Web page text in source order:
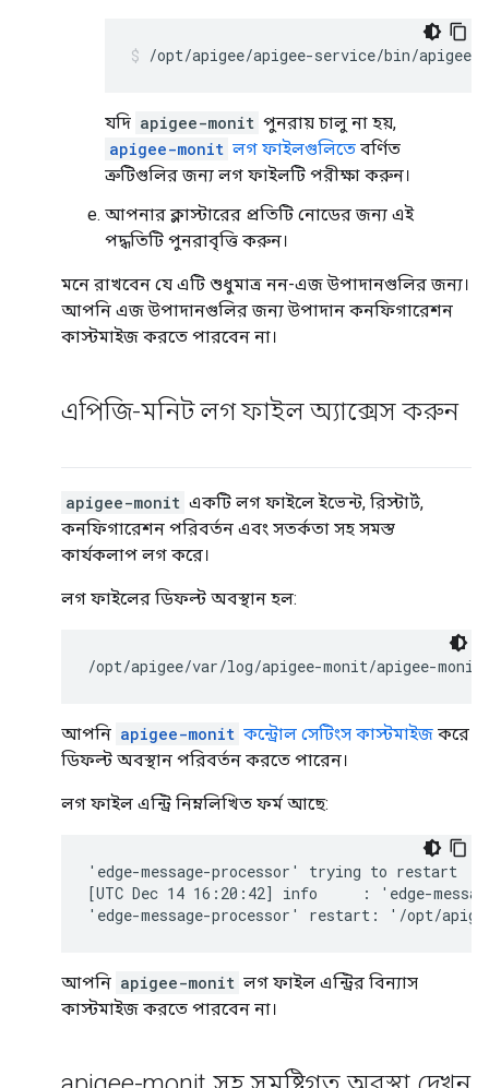
/opt/apigee/apigee-service/bin/apigee-
যদি apigee-monit পুনরায় চালু না হয়,
apigee-monit লগ ফাইলগুলিতে বর্ণিত
ত্রুটিগুলির জন্য লগ ফাইলটি পরীক্ষা করুন।
আপনার ক্লাস্টারের প্রতিটি নোডের জন্য এই
পদ্ধতিটি পুনরাবৃত্তি করুন।
মনে রাখবেন যে এটি শুধুমাত্র নন-এজ উপাদানগুলির জন্য।
আপনি এজ উপাদানগুলির জন্য উপাদান কনফিগারেশন
কাস্টমাইজ করতে পারবেন না।
এপিজি-মনিট লগ ফাইল অ্যাক্সেস করুন
apigee-monit একটি লগ ফাইলে ইভেন্ট, রিস্টার্ট,
কনফিগারেশন পরিবর্তন এবং সতর্কতা সহ সমস্ত
কার্যকলাপ লগ করে।
লগ ফাইলের ডিফল্ট অবস্থান হল:
/opt/apigee/var/log/apigee-monit/apigee-
আপনি apigee-monit কন্ট্রোল সেটিংস কাস্টমাইজ করে
ডিফল্ট অবস্থান পরিবর্তন করতে পারেন।
লগ ফাইল এন্ট্রি নিম্নলিখিত ফর্ম আছে:
'edge-message-processor' trying to restart
[UTC Dec 14 16:20:42] info     : 'edge-
'edge-message-processor' restart: '/opt/
আপনি apigee-monit লগ ফাইল এন্ট্রির বিন্যাস
কাস্টমাইজ করতে পারবেন না।